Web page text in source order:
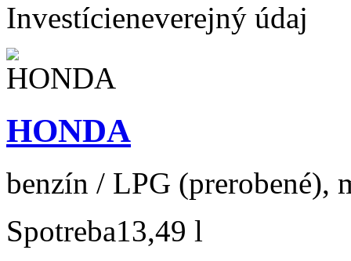
Investícieneverejný údaj
HONDA
benzín / LPG (prerobené),
Spotreba13,49 l